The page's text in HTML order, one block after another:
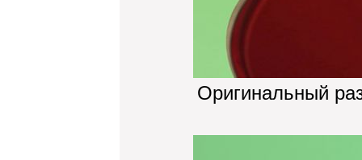
Оригинальный